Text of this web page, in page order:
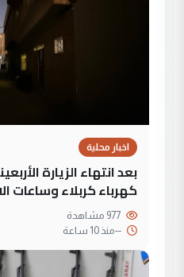
اخبار محلية
بعد انتهاء الزيارة
كهرباء كربلاء وساعات
--منذ 10 ساعة